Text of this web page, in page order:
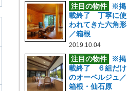
注目の物件
※掲
載終了 丁寧に使
われてきた六角形
／箱根
2019.10.04
注目の物件
※掲
載終了 ６組だけ
のオーベルジュ／
箱根・仙石原